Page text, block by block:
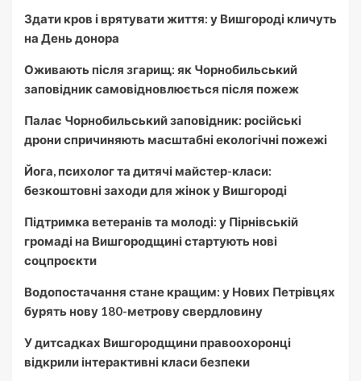
Здати кров і врятувати життя: у Вишгороді кличуть
на День донора
Оживають після згарищ: як Чорнобильський
заповідник самовідновлюється після пожеж
Палає Чорнобильський заповідник: російські
дрони спричиняють масштабні екологічні пожежі
Йога, психолог та дитячі майстер-класи:
безкоштовні заходи для жінок у Вишгороді
Підтримка ветеранів та молоді: у Пірнівській
громаді на Вишгородщині стартують нові
соцпроєкти
Водопостачання стане кращим: у Нових Петрівцях
бурять нову 180-метрову свердловину
У дитсадках Вишгородщини правоохоронці
відкрили інтерактивні класи безпеки